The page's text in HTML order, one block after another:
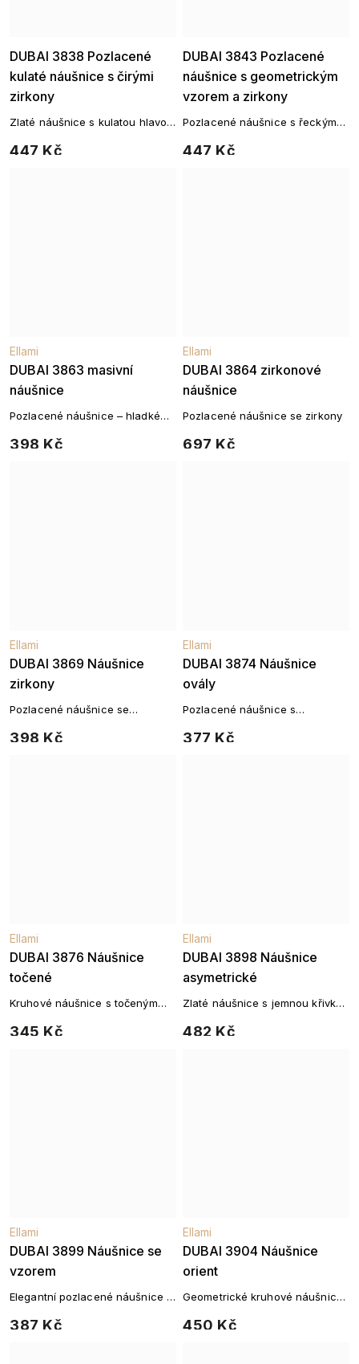
DUBAI 3838 Pozlacené
kulaté náušnice s čirými
zirkony
Ellami
447 Kč
Zlaté náušnice s kulatou hlavou
DUBAI 3843 Pozlacené
náušnice s geometrickým
vzorem a zirkony
Ellami
447 Kč
Pozlacené náušnice s řeckým
DUBAI 3863 masivní
náušnice
Ellami
398 Kč
Pozlacené náušnice – hladké
DUBAI 3864 zirkonové
náušnice
Ellami
697 Kč
Pozlacené náušnice se zirkony
DUBAI 3869 Náušnice
zirkony
Ellami
398 Kč
Pozlacené náušnice se
DUBAI 3874 Náušnice
ovály
Ellami
377 Kč
Pozlacené náušnice s
DUBAI 3876 Náušnice
točené
Ellami
345 Kč
Kruhové náušnice s točeným
DUBAI 3898 Náušnice
asymetrické
Ellami
482 Kč
Zlaté náušnice s jemnou křivkou
DUBAI 3899 Náušnice se
vzorem
Ellami
387 Kč
Elegantní pozlacené náušnice s
DUBAI 3904 Náušnice
orient
Ellami
450 Kč
Geometrické kruhové náušnice